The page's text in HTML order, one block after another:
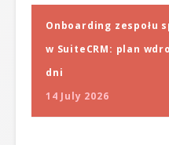
Onboarding zespołu
w SuiteCRM: plan
dni
14 July 2026